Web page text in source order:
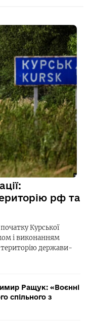
рф та
Курської
і виконанням
територію держави-
Ращук: «Воєнні
спільного з